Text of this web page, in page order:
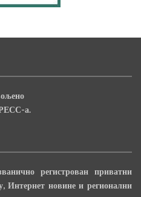
а.
регистрован приватни
Интернет новине и регионални